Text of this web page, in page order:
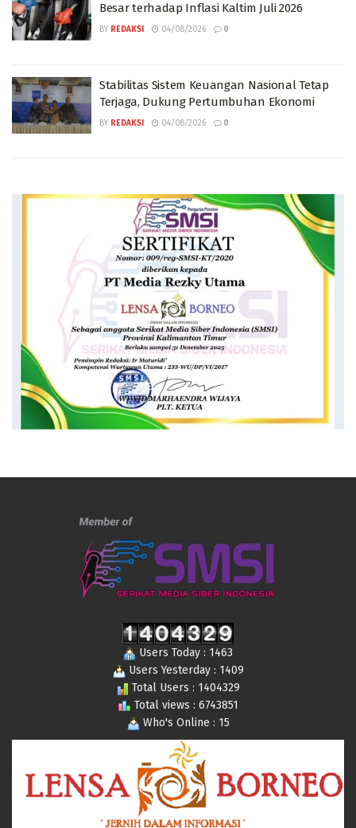
Besar terhadap Inflasi Kaltim Juli 2026
BY REDAKSI 04/08/2026 0
Stabilitas Sistem Keuangan Nasional Tetap
Terjaga, Dukung Pertumbuhan Ekonomi
BY REDAKSI 04/08/2026 0
Users Today : 1463
Users Yesterday : 1409
Total Users : 1404329
Total views : 6743851
Who's Online : 15